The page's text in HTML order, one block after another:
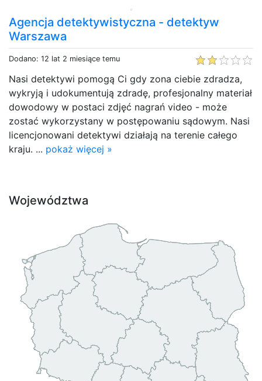
Agencja detektywistyczna - detektyw
Warszawa
Dodano: 12 lat 2 miesiące temu
Nasi detektywi pomogą Ci gdy zona ciebie zdradza,
wykryją i udokumentują zdradę, profesjonalny materiał
dowodowy w postaci zdjęć nagrań video - może
zostać wykorzystany w postępowaniu sądowym. Nasi
licencjonowani detektywi działają na terenie całego
kraju. ... pokaż więcej »
Województwa